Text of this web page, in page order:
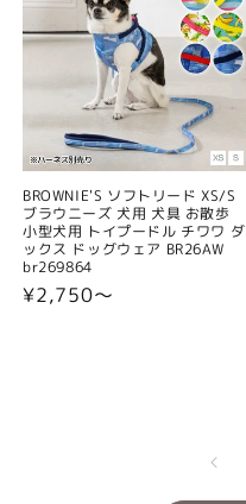
BROWNIE'S ソフトリード XS/S
ブラウニーズ 犬用 犬具 お散歩
小型犬用 トイプードル チワワ ダ
ックス ドッグウェア BR26AW
br269864
通
¥2,750〜